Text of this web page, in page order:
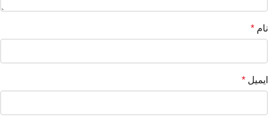
نام *
ایمیل *